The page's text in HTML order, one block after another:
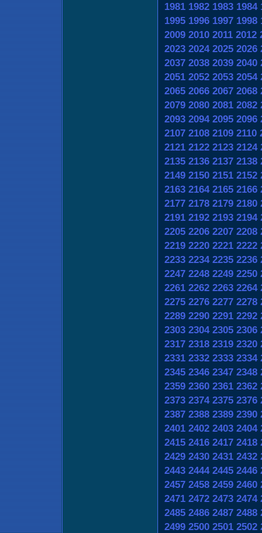
1981 1982 1983 1984
1995 1996 1997 1998
2009 2010 2011 2012
2023 2024 2025 2026
2037 2038 2039 2040
2051 2052 2053 2054
2065 2066 2067 2068
2079 2080 2081 2082
2093 2094 2095 2096
2107 2108 2109 2110
2121 2122 2123 2124
2135 2136 2137 2138
2149 2150 2151 2152
2163 2164 2165 2166
2177 2178 2179 2180
2191 2192 2193 2194
2205 2206 2207 2208
2219 2220 2221 2222
2233 2234 2235 2236
2247 2248 2249 2250
2261 2262 2263 2264
2275 2276 2277 2278
2289 2290 2291 2292
2303 2304 2305 2306
2317 2318 2319 2320
2331 2332 2333 2334
2345 2346 2347 2348
2359 2360 2361 2362
2373 2374 2375 2376
2387 2388 2389 2390
2401 2402 2403 2404
2415 2416 2417 2418
2429 2430 2431 2432
2443 2444 2445 2446
2457 2458 2459 2460
2471 2472 2473 2474
2485 2486 2487 2488
2499 2500 2501 2502